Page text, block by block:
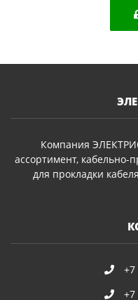
Компания
ассортимент, кабельно-
для прокладки
+7
+7